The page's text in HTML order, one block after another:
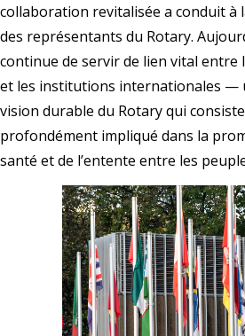
collaboration revitalisée a conduit à
des représentants du Rotary.
continue de servir de lien vital
et les institutions internationales —
vision durable du Rotary qui
profondément impliqué dans la
santé et de l’entente entre les